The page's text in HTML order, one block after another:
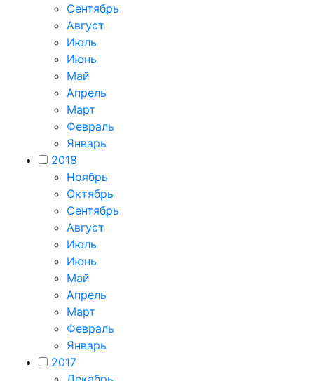
Сентябрь
Август
Июль
Июнь
Май
Апрель
Март
Февраль
Январь
2018
Ноябрь
Октябрь
Сентябрь
Август
Июль
Июнь
Май
Апрель
Март
Февраль
Январь
2017